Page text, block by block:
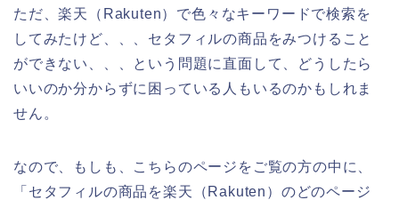
ただ、楽天（Rakuten）で色々なキーワードで検索を
してみたけど、、、セタフィルの商品をみつけること
ができない、、、という問題に直面して、どうしたら
いいのか分からずに困っている人もいるのかもしれま
せん。
なので、もしも、こちらのページをご覧の方の中に、
「セタフィルの商品を楽天（Rakuten）のどのページ